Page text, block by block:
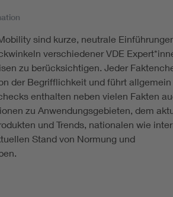
sind kurze, neutrale
verschiedener VDE
zu berücksichtigen. Jeder
der Begrifflichkeit und führt
enthalten neben vielen Fakten
zu Anwendungsgebieten, dem
und Trends, nationalen wie
Stand von Normung und